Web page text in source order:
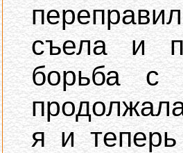
съела и
борьба с
я и